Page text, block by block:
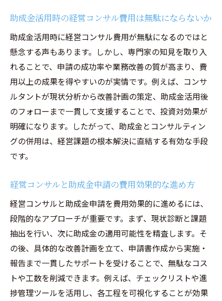
助成金活用時の経営コンサル費用は無駄にならないか
助成金活用時に経営コンサル費用が無駄になるのではと
懸念する声もあります。しかし、専門家の知見を取り入
れることで、申請の成功率や業務改善の質が高まり、費
用以上の成果を得やすいのが実情です。例えば、コンサ
ルタントが現状分析から改善計画の策定、助成金活用後
のフォローまで一貫して支援することで、投資対効果が
明確になります。したがって、助成金とコンサルティン
グの併用は、経営課題の根本解決に直結する有効な手段
です。
経営コンサルと助成金申請の費用効果的な進め方
経営コンサルと助成金申請を費用効果的に進めるには、
段階的なアプローチが重要です。まず、現状診断と課題
抽出を行い、次に助成金の適用可能性を精査します。そ
の後、具体的な改善計画を立て、申請書作成から実施・
報告まで一貫したサポートを受けることで、無駄なコス
トや工数を削減できます。例えば、チェックリストや進
捗管理ツールを活用し、各工程を可視化することが効果